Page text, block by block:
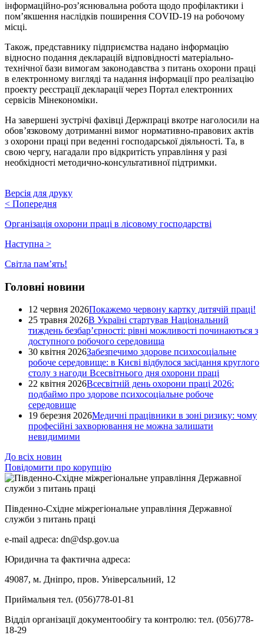
інформаційно-роз’яснювальна робота щодо профілактики і
пом’якшення наслідків поширення COVID-19 на робочому
місці.
Також, представнику підприємства надано інформацію
відносно подання декларацій відповідності матеріально-
технічної бази вимогам законодавства з питань охорони праці
в електронному вигляді та надання інформації про реалізацію
проекту реєстрації декларації через Портал електронних
сервісів Мінекономіки.
На завершені зустрічі фахівці Держпраці вкотре наголосили на
обов’язковому дотриманні вимог нормативно-правових актів
з охорони праці при веденні господарської діяльності. Та, в
свою чергу, нагадали про відкритість управління у разі
необхідності методично-консультативної підтримки.
Версія для друку
< Попередня
Організація охорони праці в лісовому господарстві
Наступна >
Світла пам’ять!
Головні новини
12 червня 2026Покажемо червону картку дитячій праці!
25 травня 2026В Україні стартував Національний
тиждень безбар’єрності: рівні можливості починаються з
доступного робочого середовища
30 квітня 2026Забезпечимо здорове психосоціальне
робоче середовище: в Києві відбулося засідання круглого
столу з нагоди Всесвітнього дня охорони праці
22 квітня 2026Всесвітній день охорони праці 2026:
подбаймо про здорове психосоціальне робоче
середовище
19 березня 2026Медичні працівники в зоні ризику: чому
професійні захворювання не можна залишати
невидимими
До всіх новин
Повідомити про корупцію
Південно-Східне міжрегіональне управління Державної
служби з питань праці
e-mail адреса: dn@dsp.gov.ua
Юридична та фактична адреса:
49087, м. Дніпро, пров. Універсальний, 12
Приймальня тел. (056)778-01-81
Відділ організації документообігу та контролю: тел. (056)778-
18-29